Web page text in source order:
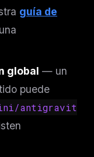
guía de
global — un
puede
antigravit